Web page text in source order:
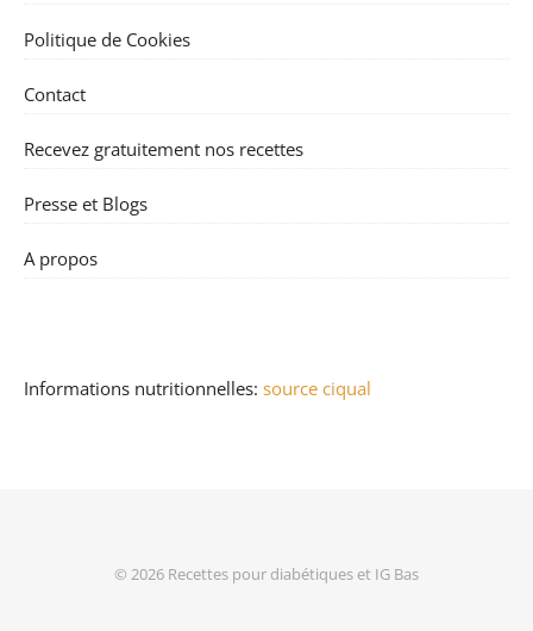
Politique de Cookies
Contact
Recevez gratuitement nos recettes
Presse et Blogs
A propos
Informations nutritionnelles: source ciqual
© 2026 Recettes pour diabétiques et IG Bas